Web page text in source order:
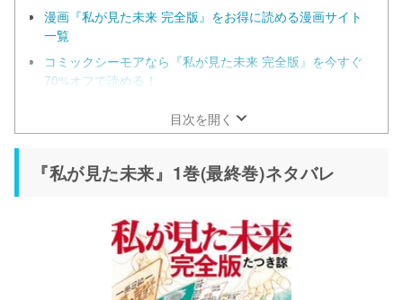
漫画『私が見た未来 完全版』をお得に読める漫画サイト
一覧
コミックシーモアなら『私が見た未来 完全版』を今すぐ
70%オフで読める！
目次を開く
『私が見た未来』1巻(最終巻)ネタバレ